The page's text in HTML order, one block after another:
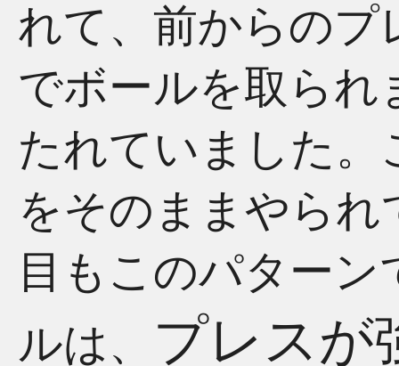
れて、前からのプ
でボールを取られ
たれていました
をそのままやら
目もこのパター
ルは、 プレスが